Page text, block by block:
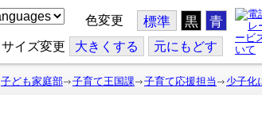
色変更 標準 黒 青
サイズ変更 大きくする 元にもどす
子ども家庭部 子育て王国課 子育て応援担当 少子化